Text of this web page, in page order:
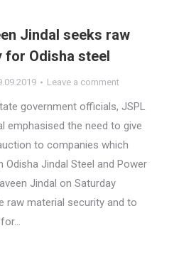
Jindal seeks raw
for Odisha steel
Leave a comment
government officials, JSPL
emphasised the need to give
to companies which
Odisha Jindal Steel and Power
Jindal on Saturday
raw material security and to